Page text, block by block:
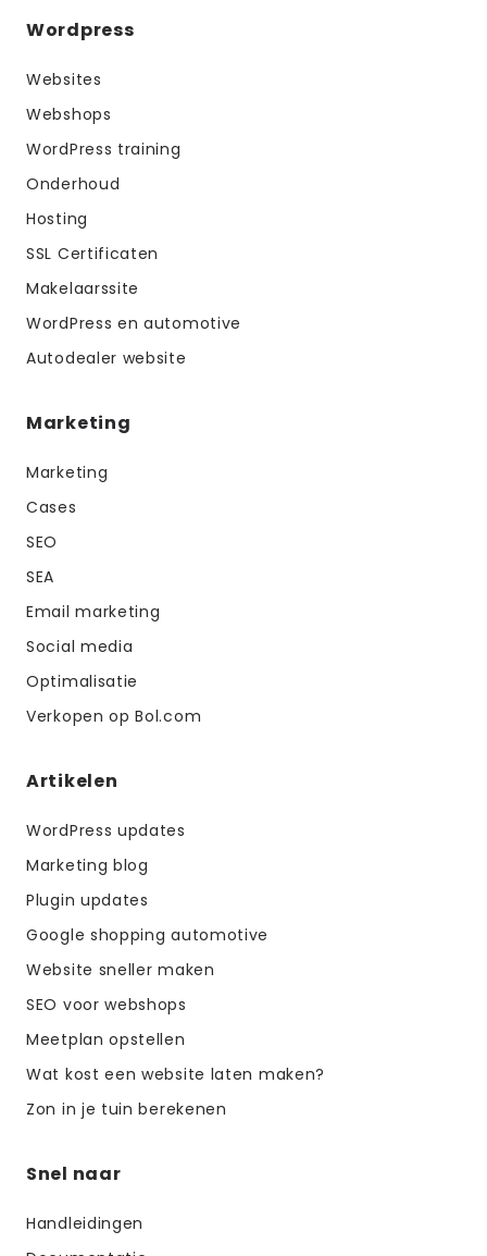
Wordpress
Websites
Webshops
WordPress training
Onderhoud
Hosting
SSL Certificaten
Makelaarssite
WordPress en automotive
Autodealer website
Marketing
Marketing
Cases
SEO
SEA
Email marketing
Social media
Optimalisatie
Verkopen op Bol.com
Artikelen
WordPress updates
Marketing blog
Plugin updates
Google shopping automotive
Website sneller maken
SEO voor webshops
Meetplan opstellen
Wat kost een website laten maken?
Zon in je tuin berekenen
Snel naar
Handleidingen